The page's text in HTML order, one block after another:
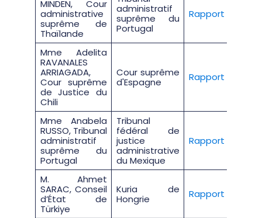
MINDEN, Cour
administrative
suprême de
Thaïlande
administratif
suprême du
Portugal
Rapport
Mme Adelita
RAVANALES
ARRIAGADA,
Cour suprême
de Justice du
Chili
Cour suprême
d'Espagne
Rapport
Mme Anabela
RUSSO, Tribunal
administratif
suprême du
Portugal
Tribunal
fédéral de
justice
administrative
du Mexique
Rapport
M. Ahmet
SARAC, Conseil
d’État de
Türkiye
Kuria de
Hongrie
Rapport